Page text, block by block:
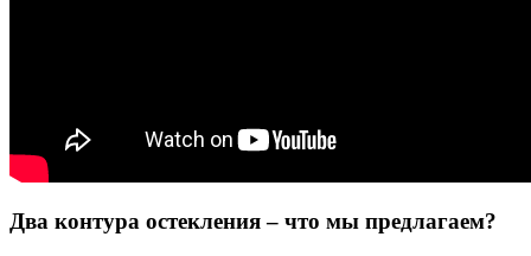
Два контура остекления – что мы предлагаем?